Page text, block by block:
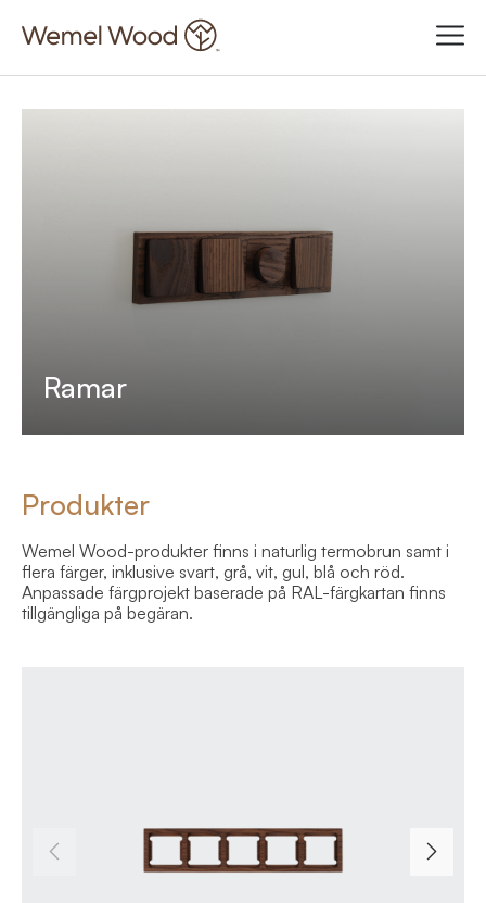
Ramar
Produkter
Wemel Wood-produkter finns i naturlig termobrun samt i
flera färger, inklusive svart, grå, vit, gul, blå och röd.
Anpassade färgprojekt baserade på RAL-färgkartan finns
tillgängliga på begäran.